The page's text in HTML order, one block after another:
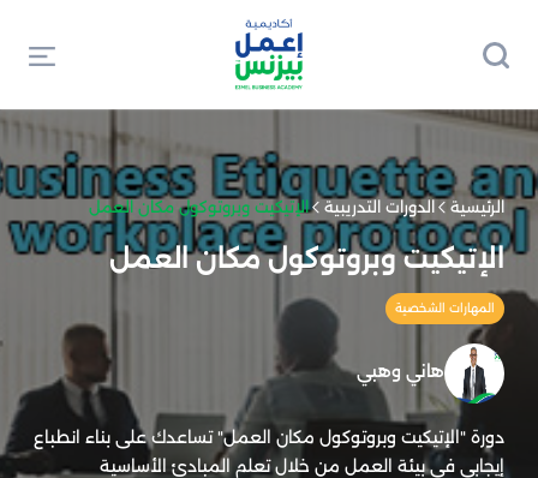
الرئيسية الدورات التدريبية الإتيكيت وبروتوكول مكان العمل
الإتيكيت وبروتوكول مكان العمل
المهارات الشخصية
هاني وهبي
دورة "الإتيكيت وبروتوكول مكان العمل" تساعدك على بناء انطباع
إيجابي في بيئة العمل من خلال تعلم المبادئ الأساسية